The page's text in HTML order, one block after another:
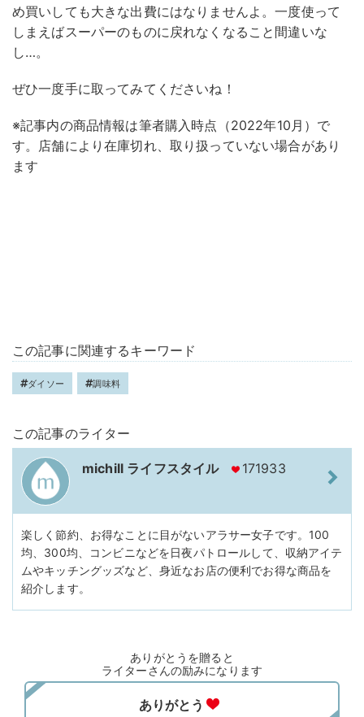
め買いしても大きな出費にはなりませんよ。一度使って
しまえばスーパーのものに戻れなくなること間違いな
し…。
ぜひ一度手に取ってみてくださいね！
※記事内の商品情報は筆者購入時点（2022年10月）で
す。店舗により在庫切れ、取り扱っていない場合があり
ます
この記事に関連するキーワード
ダイソー 調味料
この記事のライター
michill ライフスタイル 171933
楽しく節約、お得なことに目がないアラサー女子です。100
均、300均、コンビニなどを日夜パトロールして、収納アイテ
ムやキッチングッズなど、身近なお店の便利でお得な商品を
紹介します。
ありがとうを贈ると
ライターさんの励みになります